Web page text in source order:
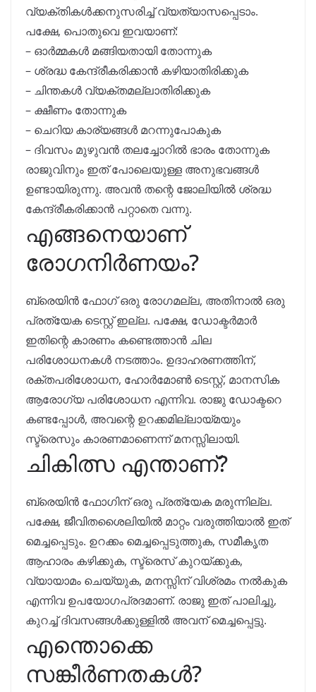
വ്യക്തികൾക്കനുസരിച്ച് വ്യത്യാസപ്പെടാം.
പക്ഷേ, പൊതുവെ ഇവയാണ്:
– ഓർമ്മകൾ മങ്ങിയതായി തോന്നുക
– ശ്രദ്ധ കേന്ദ്രീകരിക്കാൻ കഴിയാതിരിക്കുക
– ചിന്തകൾ വ്യക്തമല്ലാതിരിക്കുക
– ക്ഷീണം തോന്നുക
– ചെറിയ കാര്യങ്ങൾ മറന്നുപോകുക
– ദിവസം മുഴുവൻ തലച്ചോറിൽ ഭാരം തോന്നുക
രാജുവിനും ഇത് പോലെയുള്ള അനുഭവങ്ങൾ
ഉണ്ടായിരുന്നു. അവൻ തന്റെ ജോലിയിൽ ശ്രദ്ധ
കേന്ദ്രീകരിക്കാൻ പറ്റാതെ വന്നു.
എങ്ങനെയാണ്
രോഗനിർണയം?
ബ്രെയിൻ ഫോഗ് ഒരു രോഗമല്ല, അതിനാൽ ഒരു
പ്രത്യേക ടെസ്റ്റ് ഇല്ല. പക്ഷേ, ഡോക്ടർമാർ
ഇതിന്റെ കാരണം കണ്ടെത്താൻ ചില
പരിശോധനകൾ നടത്താം. ഉദാഹരണത്തിന്,
രക്തപരിശോധന, ഹോർമോൺ ടെസ്റ്റ്, മാനസിക
ആരോഗ്യ പരിശോധന എന്നിവ. രാജു ഡോക്ടറെ
കണ്ടപ്പോൾ, അവന്റെ ഉറക്കമില്ലായ്മയും
സ്ട്രെസും കാരണമാണെന്ന് മനസ്സിലായി.
ചികിത്സ എന്താണ്?
ബ്രെയിൻ ഫോഗിന് ഒരു പ്രത്യേക മരുന്നില്ല.
പക്ഷേ, ജീവിതശൈലിയിൽ മാറ്റം വരുത്തിയാൽ ഇത്
മെച്ചപ്പെടും. ഉറക്കം മെച്ചപ്പെടുത്തുക, സമീകൃത
ആഹാരം കഴിക്കുക, സ്ട്രെസ് കുറയ്ക്കുക,
വ്യായാമം ചെയ്യുക, മനസ്സിന് വിശ്രമം നൽകുക
എന്നിവ ഉപയോഗപ്രദമാണ്. രാജു ഇത് പാലിച്ചു,
കുറച്ച് ദിവസങ്ങൾക്കുള്ളിൽ അവന് മെച്ചപ്പെട്ടു.
എന്തൊക്കെ
സങ്കീർണതകൾ?